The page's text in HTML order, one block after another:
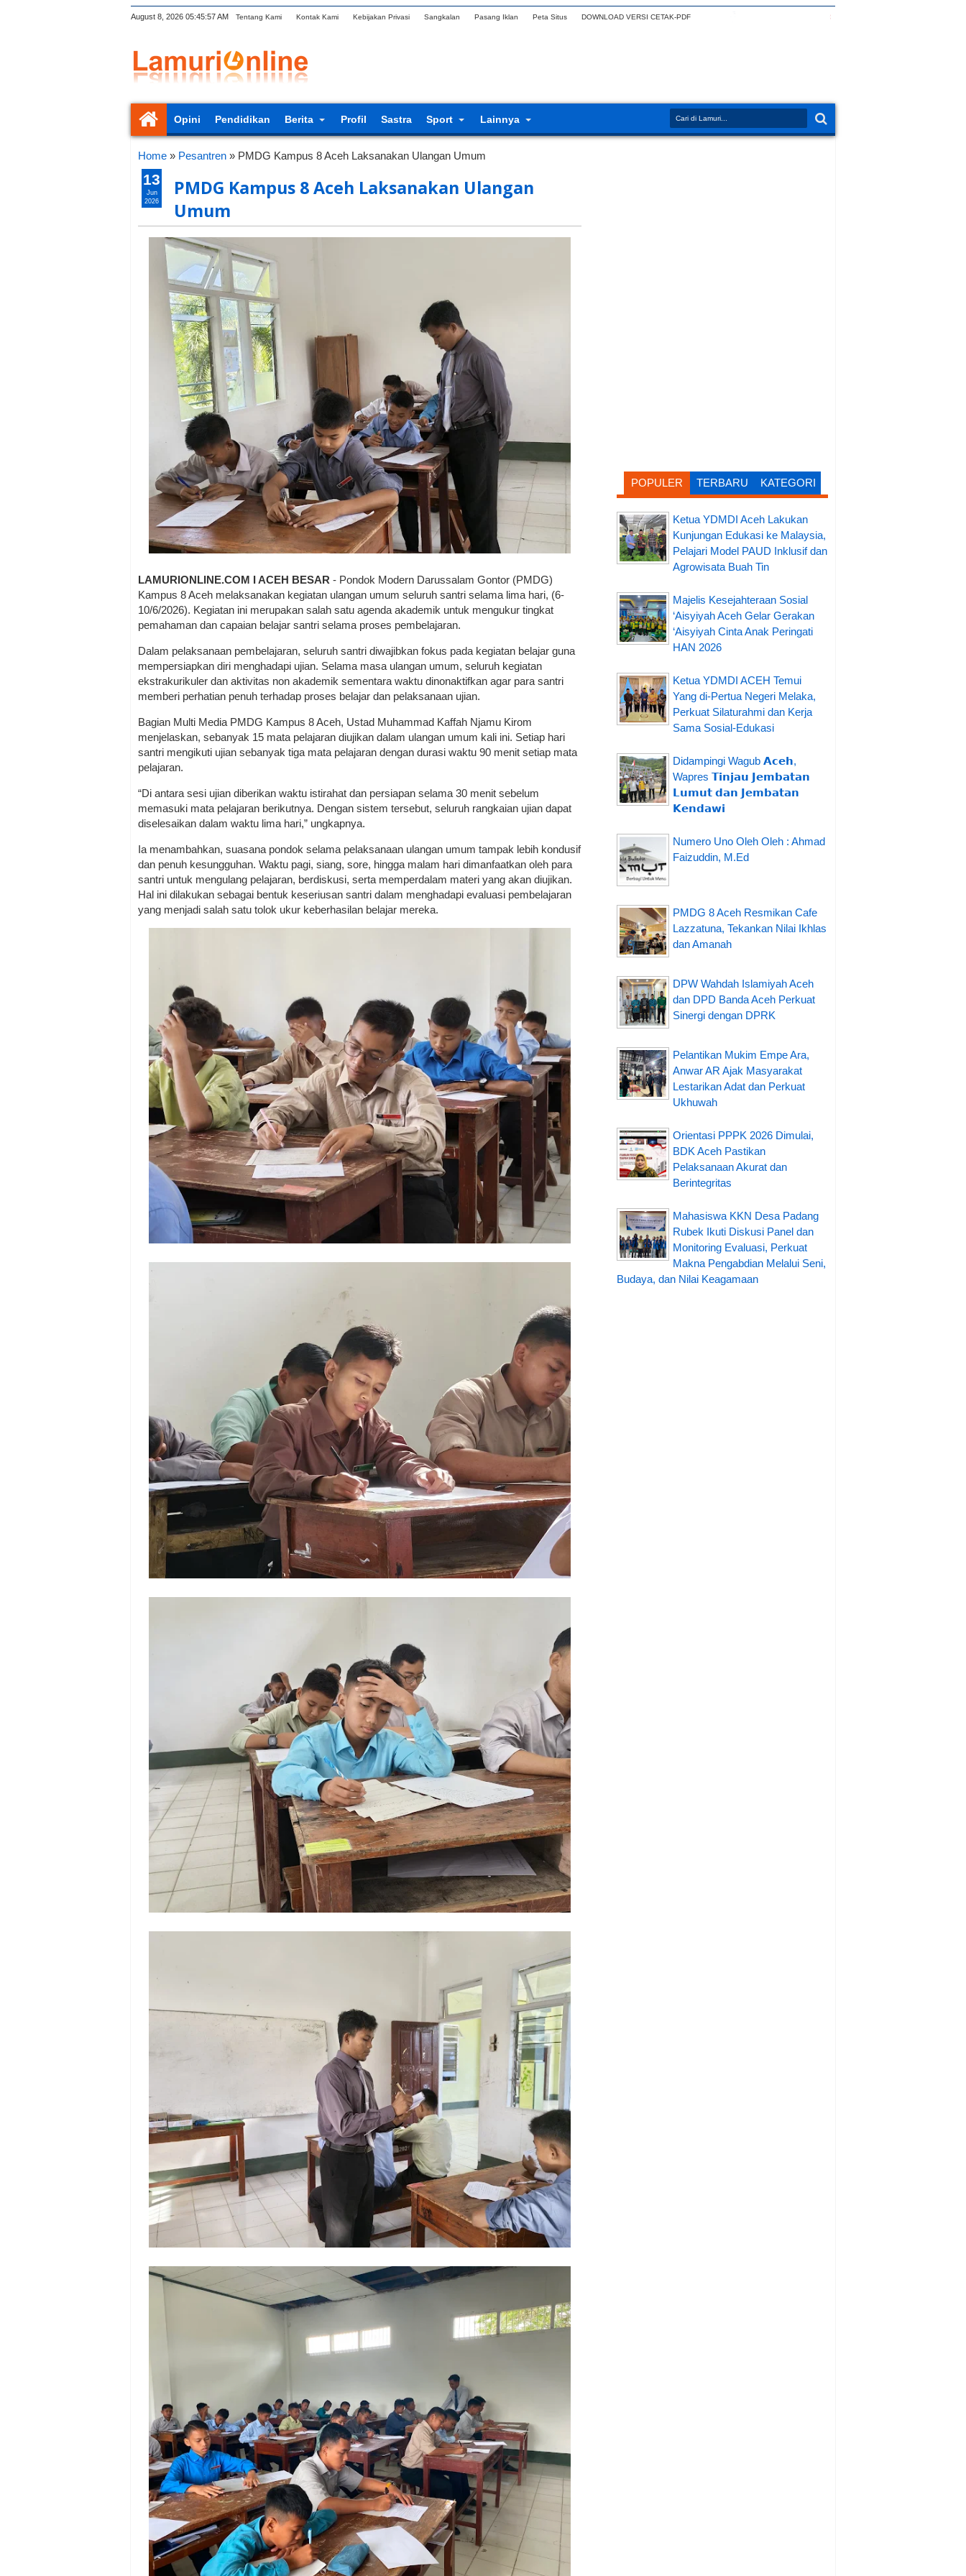
August 8, 2026 05:45:58 AM Tentang Kami Kontak Kami Kebijakan Privasi Sangkalan Pasang Iklan Peta Situs DOWNLOAD VERSI CETAK-PDF
Opini Pendidikan Berita Profil Sastra Sport Lainnya
Home » Pesantren » PMDG Kampus 8 Aceh Laksanakan Ulangan Umum
PMDG Kampus 8 Aceh Laksanakan Ulangan
Umum
LAMURIONLINE.COM I ACEH BESAR - Pondok Modern Darussalam Gontor (PMDG)
Kampus 8 Aceh melaksanakan kegiatan ulangan umum seluruh santri selama lima hari, (6-
10/6/2026). Kegiatan ini merupakan salah satu agenda akademik untuk mengukur tingkat
pemahaman dan capaian belajar santri selama proses pembelajaran.
Dalam pelaksanaan pembelajaran, seluruh santri diwajibkan fokus pada kegiatan belajar guna
mempersiapkan diri menghadapi ujian. Selama masa ulangan umum, seluruh kegiatan
ekstrakurikuler dan aktivitas non akademik sementara waktu dinonaktifkan agar para santri
memberi perhatian penuh terhadap proses belajar dan pelaksanaan ujian.
Bagian Multi Media PMDG Kampus 8 Aceh, Ustad Muhammad Kaffah Njamu Kirom
menjelaskan, sebanyak 15 mata pelajaran diujikan dalam ulangan umum kali ini. Setiap hari
santri mengikuti ujian sebanyak tiga mata pelajaran dengan durasi waktu 90 menit setiap mata
pelajaran.
“Di antara sesi ujian diberikan waktu istirahat dan persiapan selama 30 menit sebelum
memasuki mata pelajaran berikutnya. Dengan sistem tersebut, seluruh rangkaian ujian dapat
diselesaikan dalam waktu lima hari,” ungkapnya.
Ia menambahkan, suasana pondok selama pelaksanaan ulangan umum tampak lebih kondusif
dan penuh kesungguhan. Waktu pagi, siang, sore, hingga malam hari dimanfaatkan oleh para
santri untuk mengulang pelajaran, berdiskusi, serta memperdalam materi yang akan diujikan.
Hal ini dilakukan sebagai bentuk keseriusan santri dalam menghadapi evaluasi pembelajaran
yang menjadi salah satu tolok ukur keberhasilan belajar mereka.
13
Jun
2026
POPULER TERBARU KATEGORI
Ketua YDMDI Aceh Lakukan
Kunjungan Edukasi ke Malaysia,
Pelajari Model PAUD Inklusif dan
Agrowisata Buah Tin
Majelis Kesejahteraan Sosial
‘Aisyiyah Aceh Gelar Gerakan
‘Aisyiyah Cinta Anak Peringati
HAN 2026
Ketua YDMDI ACEH Temui
Yang di-Pertua Negeri Melaka,
Perkuat Silaturahmi dan Kerja
Sama Sosial-Edukasi
Didampingi Wagub 𝗔𝗰𝗲𝗵,
Wapres 𝗧𝗶𝗻𝗷𝗮𝘂 𝗝𝗲𝗺𝗯𝗮𝘁𝗮𝗻
𝗟𝘂𝗺𝘂𝘁 𝗱𝗮𝗻 𝗝𝗲𝗺𝗯𝗮𝘁𝗮𝗻
𝗞𝗲𝗻𝗱𝗮𝘄𝗶
Numero Uno Oleh Oleh : Ahmad
Faizuddin, M.Ed
PMDG 8 Aceh Resmikan Cafe
Lazzatuna, Tekankan Nilai Ikhlas
dan Amanah
DPW Wahdah Islamiyah Aceh
dan DPD Banda Aceh Perkuat
Sinergi dengan DPRK
Pelantikan Mukim Empe Ara,
Anwar AR Ajak Masyarakat
Lestarikan Adat dan Perkuat
Ukhuwah
Orientasi PPPK 2026 Dimulai,
BDK Aceh Pastikan
Pelaksanaan Akurat dan
Berintegritas
Mahasiswa KKN Desa Padang
Rubek Ikuti Diskusi Panel dan
Monitoring Evaluasi, Perkuat
Makna Pengabdian Melalui Seni,
Budaya, dan Nilai Keagamaan